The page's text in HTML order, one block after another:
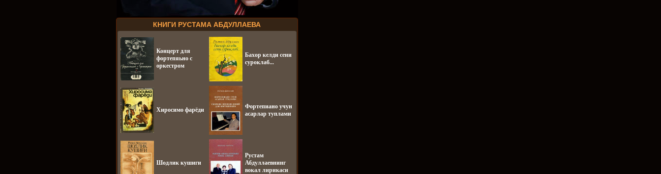
КНИГИ РУСТАМА АБДУЛЛАЕВА
Концерт для
фортепяьно с
оркестром
Бахор келди сени
суроклаб...
Хиросимо фарёди
Фортепиано учун
асарлар туплами
Шодлик кушиги
Рустам
Абдуллаевнинг
вокал лирикаси